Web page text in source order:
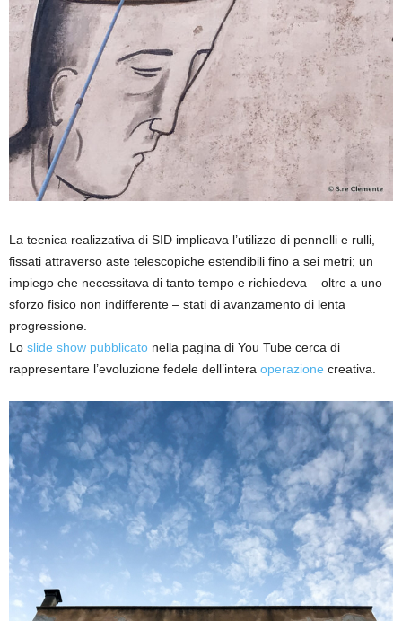
La tecnica realizzativa di SID implicava l’utilizzo di pennelli e rulli,
fissati attraverso aste telescopiche estendibili fino a sei metri; un
impiego che necessitava di tanto tempo e richiedeva – oltre a uno
sforzo fisico non indifferente – stati di avanzamento di lenta
progressione.
Lo slide show pubblicato nella pagina di You Tube cerca di
rappresentare l’evoluzione fedele dell’intera operazione creativa.